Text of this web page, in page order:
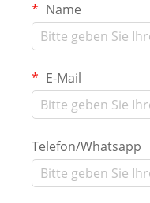
Name
E-Mail
Telefon/Whatsapp